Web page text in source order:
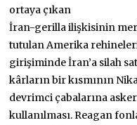
ortaya çıkan
İran-gerilla ilişkisinin
tutulan Amerika
girişiminde İran’a silah
kârların bir kısmının
devrimci çabalarına
kullanılması. Reagan